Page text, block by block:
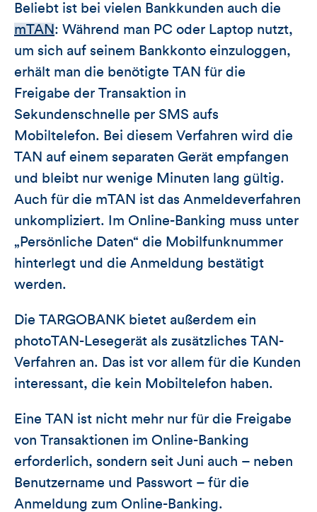
Beliebt ist bei vielen Bankkunden auch die
mTAN : Während man PC oder Laptop nutzt,
um sich auf seinem Bankkonto einzuloggen,
erhält man die benötigte TAN für die
Freigabe der Transaktion in
Sekundenschnelle per SMS aufs
Mobiltelefon. Bei diesem Verfahren wird die
TAN auf einem separaten Gerät empfangen
und bleibt nur wenige Minuten lang gültig.
Auch für die mTAN ist das Anmeldeverfahren
unkompliziert. Im Online-Banking muss unter
„Persönliche Daten“ die Mobilfunknummer
hinterlegt und die Anmeldung bestätigt
werden.
Die TARGOBANK bietet außerdem ein
photoTAN-Lesegerät als zusätzliches TAN-
Verfahren an. Das ist vor allem für die Kunden
interessant, die kein Mobiltelefon haben.
Eine TAN ist nicht mehr nur für die Freigabe
von Transaktionen im Online-Banking
erforderlich, sondern seit Juni auch – neben
Benutzername und Passwort – für die
Anmeldung zum Online-Banking.